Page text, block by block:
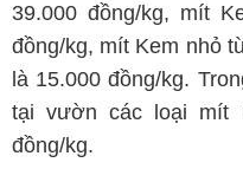
39.000 đồng/kg, mít
đồng/kg, mít Kem nhỏ
là 15.000 đồng/kg.
tại vườn các loại mít
đồng/kg.